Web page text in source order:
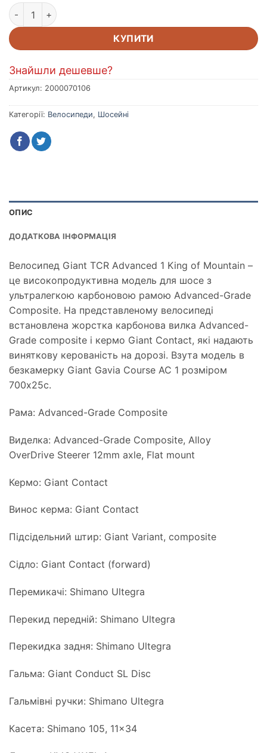
Велосипед Giant TCR Advanced 1 King of Mountain White L
КУПИТИ
Знайшли дешевше?
Артикул: 2000070106
Категорії: Велосипеди, Шосейні
ОПИС
ДОДАТКОВА ІНФОРМАЦІЯ
Велосипед Giant TCR Advanced 1 King of Mountain –
це високопродуктивна модель для шосе з
ультралегкою карбоновою рамою Advanced-Grade
Composite. На представленому велосипеді
встановлена ​​жорстка карбонова вилка Advanced-
Grade composite і кермо Giant Contact, які надають
виняткову керованість на дорозі. Взута модель в
безкамерку Giant Gavia Course AC 1 розміром
700x25c.
Рама: Advanced-Grade Composite
Виделка: Advanced-Grade Composite, Alloy
OverDrive Steerer 12mm axle, Flat mount
Кермо: Giant Contact
Винос керма: Giant Contact
Підсідельний штир: Giant Variant, composite
Сідло: Giant Contact (forward)
Перемикачі: Shimano Ultegra
Перекид передній: Shimano Ultegra
Перекидка задня: Shimano Ultegra
Гальма: Giant Conduct SL Disc
Гальмівні ручки: Shimano Ultegra
Касета: Shimano 105, 11×34